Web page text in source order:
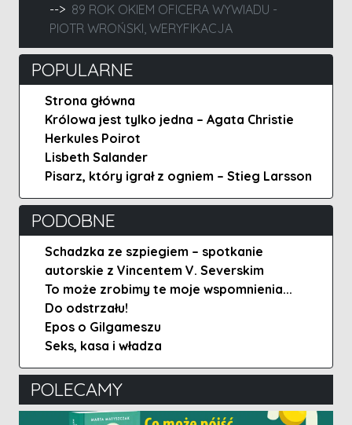
89 ROK OKIEM OFICERA WYWIADU -
PIOTR WROŃSKI, WERYFIKACJA
POPULARNE
Strona główna
Królowa jest tylko jedna – Agata Christie
Herkules Poirot
Lisbeth Salander
Pisarz, który igrał z ogniem – Stieg Larsson
PODOBNE
Schadzka ze szpiegiem – spotkanie
autorskie z Vincentem V. Severskim
To może zrobimy te moje wspomnienia...
Do odstrzału!
Epos o Gilgameszu
Seks, kasa i władza
POLECAMY